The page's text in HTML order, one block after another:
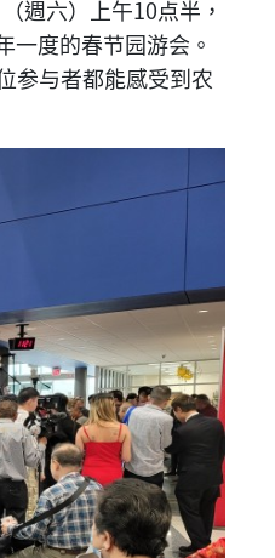
週六）上午10点半，
度的春节园游会。
参与者都能感受到农